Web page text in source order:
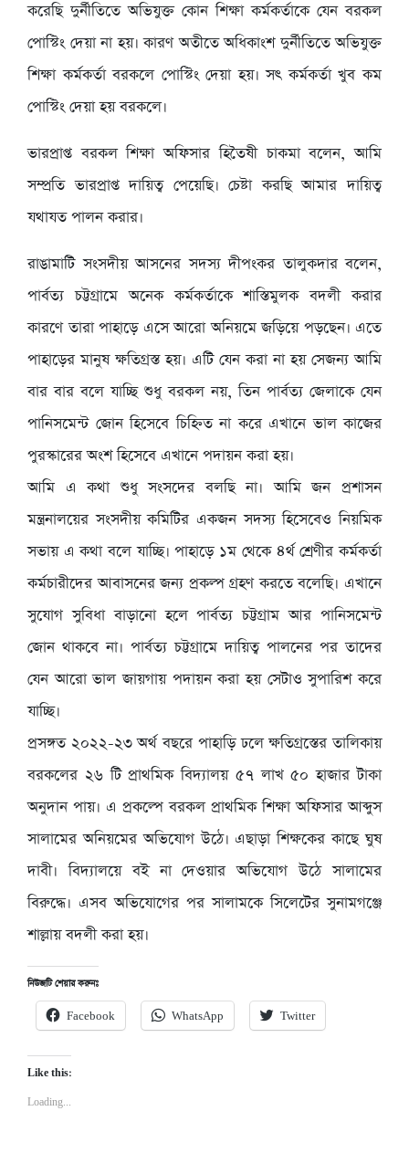
করেছি দুর্নীতিতে অভিযুক্ত কোন শিক্ষা কর্মকর্তাকে যেন বরকল
পোস্টিং দেয়া না হয়। কারণ অতীতে অধিকাংশ দুর্নীতিতে অভিযুক্ত
শিক্ষা কর্মকর্তা বরকলে পোস্টিং দেয়া হয়। সৎ কর্মকর্তা খুব কম
পোস্টিং দেয়া হয় বরকলে।
ভারপ্রাপ্ত বরকল শিক্ষা অফিসার হিতৈষী চাকমা বলেন, আমি
সম্প্রতি ভারপ্রাপ্ত দায়িত্ব পেয়েছি। চেষ্টা করছি আমার দায়িত্ব
যথাযত পালন করার।
রাঙামাটি সংসদীয় আসনের সদস্য দীপংকর তালুকদার বলেন,
পার্বত্য চট্টগ্রামে অনেক কর্মকর্তাকে শাস্তিমুলক বদলী করার
কারণে তারা পাহাড়ে এসে আরো অনিয়মে জড়িয়ে পড়ছেন। এতে
পাহাড়ের মানুষ ক্ষতিগ্রস্ত হয়। এটি যেন করা না হয় সেজন্য আমি
বার বার বলে যাচ্ছি শুধু বরকল নয়, তিন পার্বত্য জেলাকে যেন
পানিসমেন্ট জোন হিসেবে চিহ্নিত না করে এখানে ভাল কাজের
পুরস্কারের অংশ হিসেবে এখানে পদায়ন করা হয়।
আমি এ কথা শুধু সংসদের বলছি না। আমি জন প্রশাসন
মন্ত্রনালয়ের সংসদীয় কমিটির একজন সদস্য হিসেবেও নিয়মিক
সভায় এ কথা বলে যাচ্ছি। পাহাড়ে ১ম থেকে ৪র্থ শ্রেণীর কর্মকর্তা
কর্মচারীদের আবাসনের জন্য প্রকল্প গ্রহণ করতে বলেছি। এখানে
সুযোগ সুবিধা বাড়ানো হলে পার্বত্য চট্টগ্রাম আর পানিসমেন্ট
জোন থাকবে না। পার্বত্য চট্টগ্রামে দায়িত্ব পালনের পর তাদের
যেন আরো ভাল জায়গায় পদায়ন করা হয় সেটাও সুপারিশ করে
যাচ্ছি।
প্রসঙ্গত ২০২২-২৩ অর্থ বছরে পাহাড়ি ঢলে ক্ষতিগ্রস্তের তালিকায়
বরকলের ২৬ টি প্রাথমিক বিদ্যালয় ৫৭ লাখ ৫০ হাজার টাকা
অনুদান পায়। এ প্রকল্পে বরকল প্রাথমিক শিক্ষা অফিসার আব্দুস
সালামের অনিয়মের অভিযোগ উঠে। এছাড়া শিক্ষকের কাছে ঘুষ
দাবী। বিদ্যালয়ে বই না দেওয়ার অভিযোগ উঠে সালামের
বিরুদ্ধে। এসব অভিযোগের পর সালামকে সিলেটের সুনামগঞ্জে
শাল্লায় বদলী করা হয়।
নিউজটি শেয়ার করুনঃ
Facebook WhatsApp Twitter
Like this:
Loading...